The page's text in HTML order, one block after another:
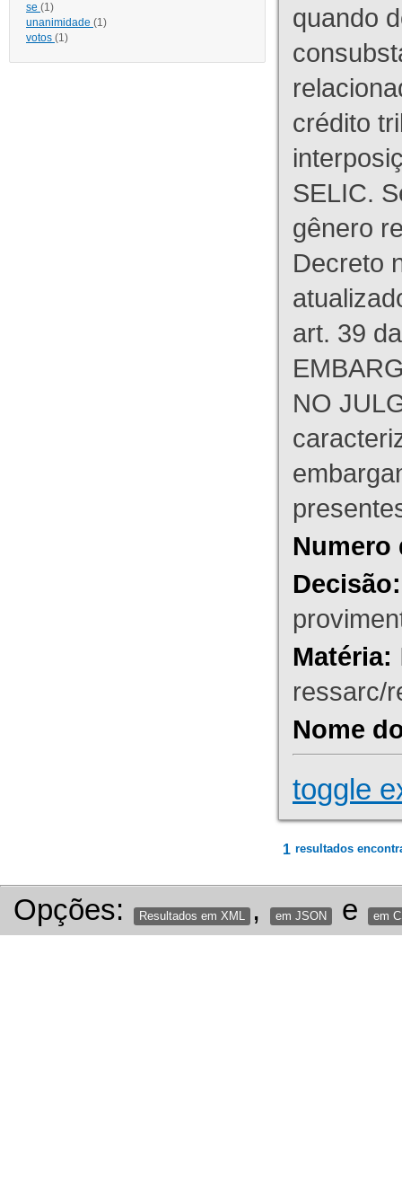
se (1)
unanimidade (1)
votos (1)
quando
crédito
SELIC.
gênero
Decreto
art. 39
NO
Numero
Decisão:
Matéria:
ressarc/
Nome
toggle
1 resultados
Opções: Resultados em XML , em JSON e em